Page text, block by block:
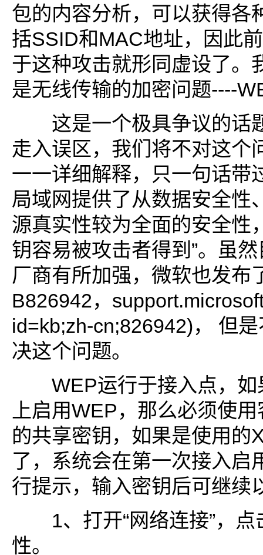
包的内容分析，可以获得各
括SSID和MAC地址，因此
于这种攻击就形同虚设了。
是无线传输的加密问题----
这是一个极具争议的话
走入误区，我们将不对这个
一一详细解释，只一句话带
局域网提供了从数据安全性
源真实性较为全面的安全性
钥容易被攻击者得到”。虽
厂商有所加强，微软也发布
B826942，
id=kb;zh-cn;826942)， 但
决这个问题。
WEP运行于接入点，如
上启用WEP，那么必须使
的共享密钥，如果是使用的
了，系统会在第一次接入启
行提示，输入密钥后可继续
1、打开“网络连接”，点
性。